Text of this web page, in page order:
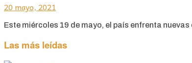
20 mayo, 2021
Este miércoles 19 de mayo, el país enfrenta
Las más leídas